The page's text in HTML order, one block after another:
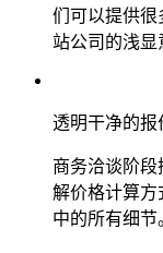
们可以提供很
站公司的浅显
透明干净的报
商务洽谈阶
解价格计算方
中的所有细节